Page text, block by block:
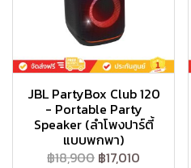
JBL PartyBox Club 120
- Portable Party
Speaker (ลำโพงปาร์ตี้
แบบพกพา)
฿18,900 ฿17,010